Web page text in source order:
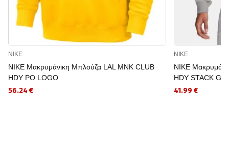
NIKE
NIKE Μακρυμάνικη Μπλούζα LAL MNK CLUB
HDY PO LOGO
56.24 €
NIKE
NIKE
HDY STACK GX
41.99 €